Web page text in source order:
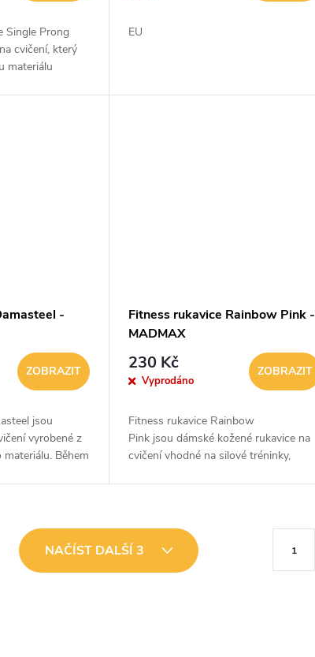
Single Prong
cvičení, který
materiálu
EU
-
ZOBRAZIT
jsou
vyrobené z
Během
Fitness rukavice Rainbow Pink -
MADMAX
230 Kč
Vyprodáno
ZOBRAZIT
Fitness rukavice Rainbow
Pink jsou dámské kožené rukavice na
cvičení vhodné na silové tréninky,
NAČÍST DALŠÍ 3 1